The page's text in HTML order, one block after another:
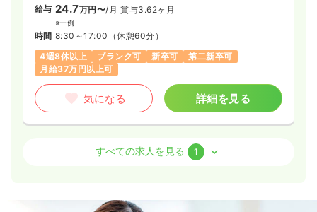
給与 24.7万円〜/月 賞与3.62ヶ月
※一例
時間 8:30～17:00 （休憩60分）
4週8休以上
ブランク可 新卒可
第二新卒可
月給37万円以上可
気になる 詳細を見る
お問い合わせください
すべての求人を見る 1